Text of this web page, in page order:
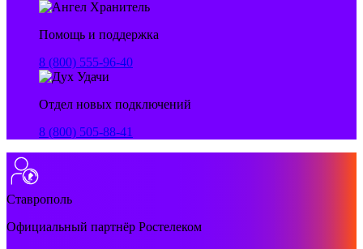
Помощь и поддержка
8 (800) 555-96-40
Отдел новых подключений
8 (800) 505-88-41
Ставрополь
Официальный партнёр Ростелеком